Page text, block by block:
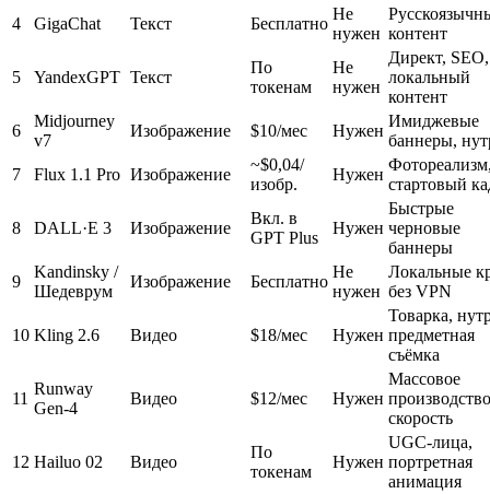
4 GigaChat Текст Бесплатно
Не
нужен контент
5 YandexGPT Текст
По
токенам
Не
нужен
Директ, SEO,
локальный
контент
6
Midjourney
v7
Изображение $10/мес Нужен
Имиджевые
баннеры,
7
Flux 1.1 Pro Изображение
~$0,04/
изобр.
Нужен
стартовый
8 DALL·E 3 Изображение
Вкл. в
GPT Plus
Нужен
Быстрые
черновые
баннеры
9
Kandinsky /
Шедеврум
Изображение Бесплатно
Не
нужен
Локальные
без VPN
10 Kling 2.6 Видео $18/мес Нужен
Товарка,
предметная
съёмка
11
Runway
Gen-4
Видео $12/мес Нужен
Массовое
скорость
12 Hailuo 02 Видео
По
токенам
Нужен
UGC-лица,
портретная
анимация